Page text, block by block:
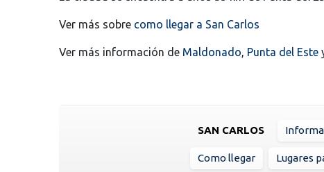
Ver más sobre como llegar a San Carlos
Ver más información de Maldonado, Punta del Este
SAN CARLOS
Como llegar Lugares